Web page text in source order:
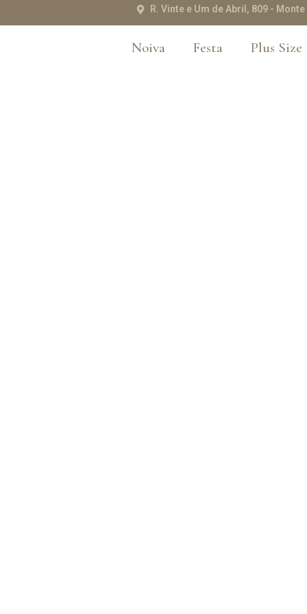
R. Vinte e Um de Abril, 809 -
Noiva Festa Plus Size